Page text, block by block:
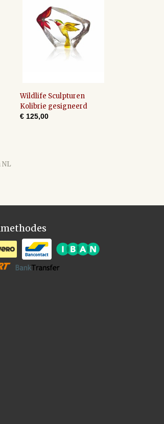
Wildlife Sculpturen
Kolibrie gesigneerd
€ 125,00
NL